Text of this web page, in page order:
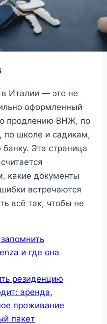
Италии — это не
оформленный
продлению ВНЖ, по
школе и садикам,
Эта страница
какие документы
встречаются
всё так, чтобы не
и где она
резиденцию
аренда,
проживание
пакет